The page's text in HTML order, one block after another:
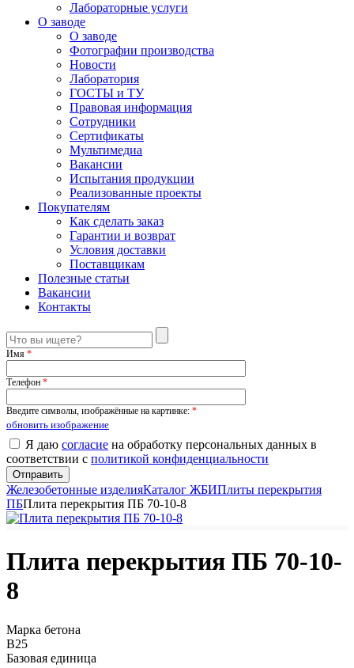
Лабораторные услуги
О заводе
О заводе
Фотографии производства
Новости
Лаборатория
ГОСТЫ и ТУ
Правовая информация
Сотрудники
Сертификаты
Мультимедиа
Вакансии
Испытания продукции
Реализованные проекты
Покупателям
Как сделать заказ
Гарантии и возврат
Условия доставки
Поставщикам
Полезные статьи
Вакансии
Контакты
Имя *
Телефон *
Введите символы, изображённые на картинке: *
обновить изображение
Я даю согласие на обработку персональных данных в
соответствии с политикой конфиденциальности
Железобетонные изделияКаталог ЖБИПлиты перекрытия
ПБПлита перекрытия ПБ 70-10-8
Плита перекрытия ПБ 70-10-
8
Марка бетона
B25
Базовая единица